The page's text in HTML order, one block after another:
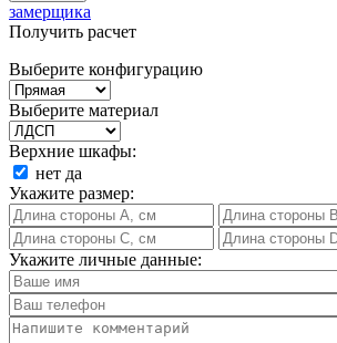
замерщика
Получить расчет
Выберите конфигурацию
Выберите материал
Верхние шкафы:
нет да
Укажите размер:
Укажите личные данные: